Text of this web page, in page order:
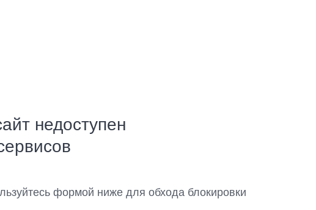
недоступен
формой ниже для обхода блокировки